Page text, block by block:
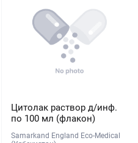
Цитолак раствор д/инф.
по 100 мл (флакон)
Samarkand England Eco-Medical